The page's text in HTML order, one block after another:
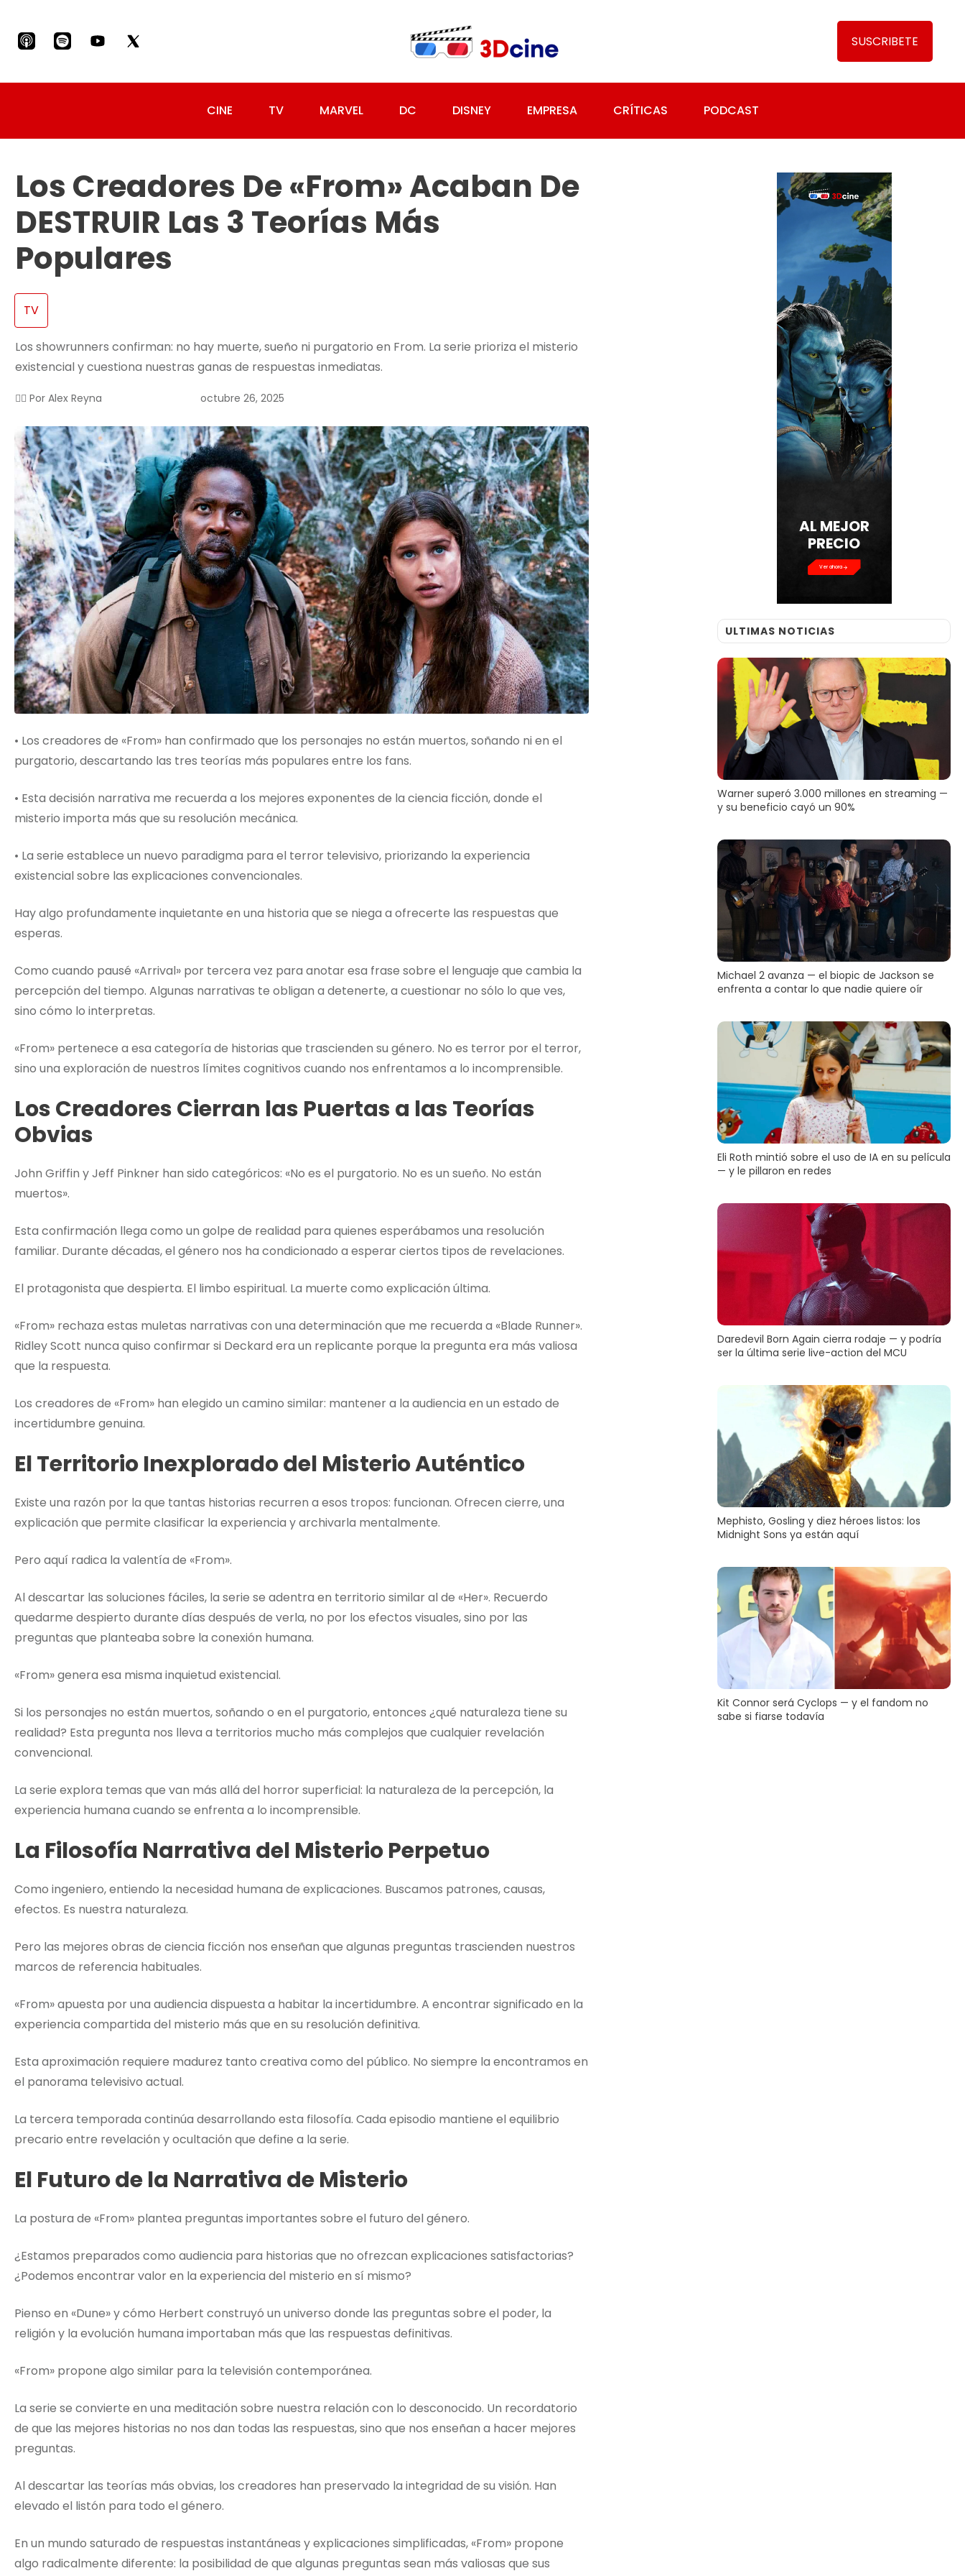
SUSCRIBETE
CINE TV MARVEL DC DISNEY EMPRESA CRÍTICAS PODCAST
Los Creadores De «From» Acaban De
DESTRUIR Las 3 Teorías Más
Populares
TV
Los showrunners confirman: no hay muerte, sueño ni purgatorio en From. La serie prioriza el misterio
existencial y cuestiona nuestras ganas de respuestas inmediatas.
✍🏻 Por Alex Reyna octubre 26, 2025
• Los creadores de «From» han confirmado que los personajes no están muertos, soñando ni en el
purgatorio, descartando las tres teorías más populares entre los fans.
• Esta decisión narrativa me recuerda a los mejores exponentes de la ciencia ficción, donde el
misterio importa más que su resolución mecánica.
• La serie establece un nuevo paradigma para el terror televisivo, priorizando la experiencia
existencial sobre las explicaciones convencionales.
Hay algo profundamente inquietante en una historia que se niega a ofrecerte las respuestas que
esperas.
Como cuando pausé «Arrival» por tercera vez para anotar esa frase sobre el lenguaje que cambia la
percepción del tiempo. Algunas narrativas te obligan a detenerte, a cuestionar no sólo lo que ves,
sino cómo lo interpretas.
«From» pertenece a esa categoría de historias que trascienden su género. No es terror por el terror,
sino una exploración de nuestros límites cognitivos cuando nos enfrentamos a lo incomprensible.
Los Creadores Cierran las Puertas a las Teorías
Obvias
John Griffin y Jeff Pinkner han sido categóricos: «No es el purgatorio. No es un sueño. No están
muertos».
Esta confirmación llega como un golpe de realidad para quienes esperábamos una resolución
familiar. Durante décadas, el género nos ha condicionado a esperar ciertos tipos de revelaciones.
El protagonista que despierta. El limbo espiritual. La muerte como explicación última.
«From» rechaza estas muletas narrativas con una determinación que me recuerda a «Blade Runner».
Ridley Scott nunca quiso confirmar si Deckard era un replicante porque la pregunta era más valiosa
que la respuesta.
Los creadores de «From» han elegido un camino similar: mantener a la audiencia en un estado de
incertidumbre genuina.
El Territorio Inexplorado del Misterio Auténtico
Existe una razón por la que tantas historias recurren a esos tropos: funcionan. Ofrecen cierre, una
explicación que permite clasificar la experiencia y archivarla mentalmente.
Pero aquí radica la valentía de «From».
Al descartar las soluciones fáciles, la serie se adentra en territorio similar al de «Her». Recuerdo
quedarme despierto durante días después de verla, no por los efectos visuales, sino por las
preguntas que planteaba sobre la conexión humana.
«From» genera esa misma inquietud existencial.
Si los personajes no están muertos, soñando o en el purgatorio, entonces ¿qué naturaleza tiene su
realidad? Esta pregunta nos lleva a territorios mucho más complejos que cualquier revelación
convencional.
La serie explora temas que van más allá del horror superficial: la naturaleza de la percepción, la
experiencia humana cuando se enfrenta a lo incomprensible.
La Filosofía Narrativa del Misterio Perpetuo
Como ingeniero, entiendo la necesidad humana de explicaciones. Buscamos patrones, causas,
efectos. Es nuestra naturaleza.
Pero las mejores obras de ciencia ficción nos enseñan que algunas preguntas trascienden nuestros
marcos de referencia habituales.
«From» apuesta por una audiencia dispuesta a habitar la incertidumbre. A encontrar significado en la
experiencia compartida del misterio más que en su resolución definitiva.
Esta aproximación requiere madurez tanto creativa como del público. No siempre la encontramos en
el panorama televisivo actual.
La tercera temporada continúa desarrollando esta filosofía. Cada episodio mantiene el equilibrio
precario entre revelación y ocultación que define a la serie.
El Futuro de la Narrativa de Misterio
La postura de «From» plantea preguntas importantes sobre el futuro del género.
¿Estamos preparados como audiencia para historias que no ofrezcan explicaciones satisfactorias?
¿Podemos encontrar valor en la experiencia del misterio en sí mismo?
Pienso en «Dune» y cómo Herbert construyó un universo donde las preguntas sobre el poder, la
religión y la evolución humana importaban más que las respuestas definitivas.
«From» propone algo similar para la televisión contemporánea.
La serie se convierte en una meditación sobre nuestra relación con lo desconocido. Un recordatorio
de que las mejores historias no nos dan todas las respuestas, sino que nos enseñan a hacer mejores
preguntas.
Al descartar las teorías más obvias, los creadores han preservado la integridad de su visión. Han
elevado el listón para todo el género.
En un mundo saturado de respuestas instantáneas y explicaciones simplificadas, «From» propone
algo radicalmente diferente: la posibilidad de que algunas preguntas sean más valiosas que sus
AL MEJOR
PRECIO
Ver ahora
ULTIMAS NOTICIAS
Warner superó 3.000 millones en streaming —
y su beneficio cayó un 90%
Michael 2 avanza — el biopic de Jackson se
enfrenta a contar lo que nadie quiere oír
Eli Roth mintió sobre el uso de IA en su película
— y le pillaron en redes
Daredevil Born Again cierra rodaje — y podría
ser la última serie live-action del MCU
Mephisto, Gosling y diez héroes listos: los
Midnight Sons ya están aquí
Kit Connor será Cyclops — y el fandom no
sabe si fiarse todavía